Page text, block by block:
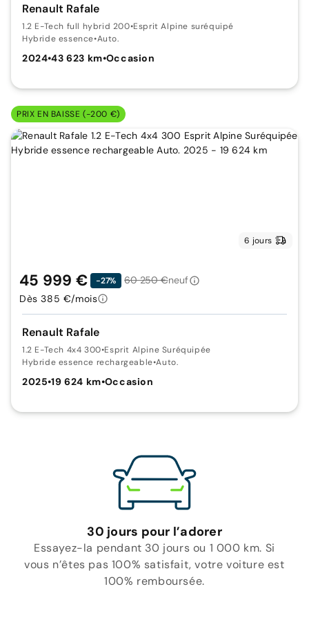
Renault Rafale
1.2 E-Tech full hybrid 200•Esprit Alpine suréquipé
Hybride essence•Auto.
2024•43 623 km•Occasion
PRIX EN BAISSE (-200 €)
6 jours
Renault Rafale
1.2 E-Tech 4x4 300•Esprit Alpine Suréquipée
Hybride essence rechargeable•Auto.
2025•19 624 km•Occasion
45 999 € -27% 60 250 €neuf
Dès 385 €/mois
30 jours pour l’adorer
Essayez-la pendant 30 jours ou 1 000 km. Si
vous n’êtes pas 100% satisfait, votre voiture est
100% remboursée.